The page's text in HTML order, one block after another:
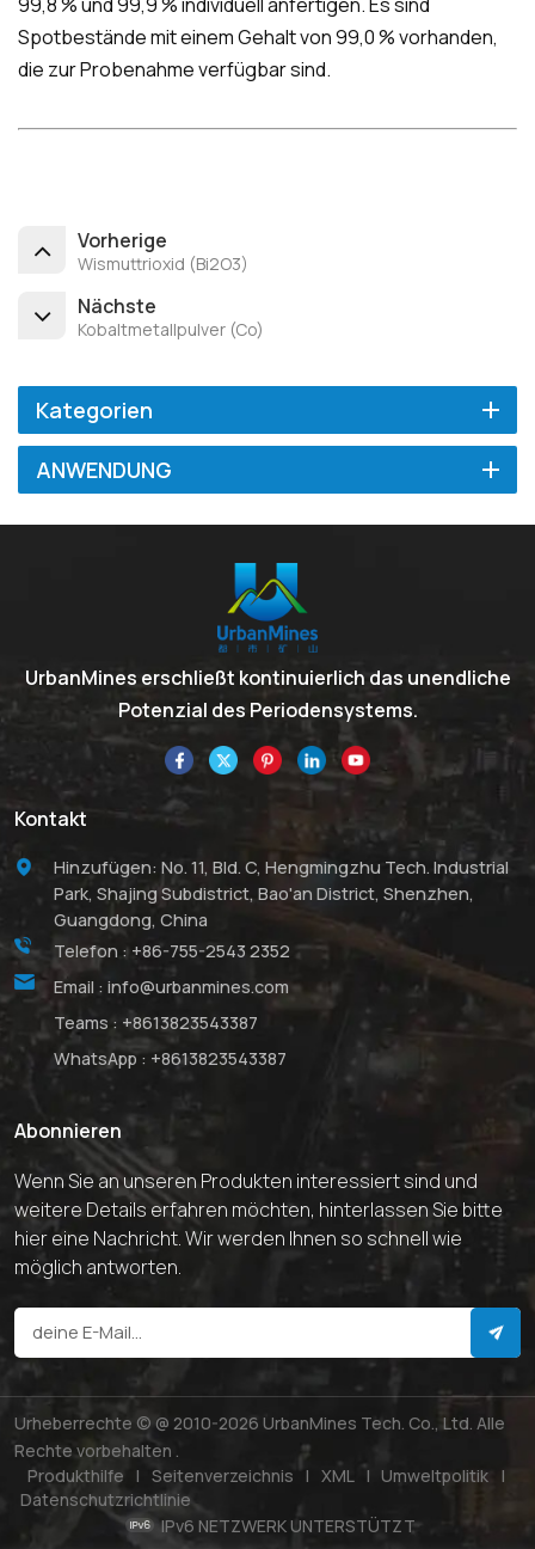
Spotbestände mit einem Gehalt von 99,0 % vorhanden,
die zur Probenahme verfügbar sind.
Vorherige
Wismuttrioxid (Bi2O3)
Nächste
Kobaltmetallpulver (Co)
Kategorien
ANWENDUNG
UrbanMines erschließt kontinuierlich das unendliche
Potenzial des Periodensystems.
Kontakt
Hinzufügen: No. 11, Bld. C, Hengmingzhu Tech. Industrial
Park, Shajing Subdistrict, Bao'an District, Shenzhen,
Guangdong, China
Telefon : +86-755-2543 2352
Email : info@urbanmines.com
Teams : +8613823543387
WhatsApp : +8613823543387
Abonnieren
Wenn Sie an unseren Produkten interessiert sind und
weitere Details erfahren möchten, hinterlassen Sie bitte
hier eine Nachricht. Wir werden Ihnen so schnell wie
möglich antworten.
Urheberrechte © @ 2010-2026 UrbanMines Tech. Co., Ltd. Alle
Rechte vorbehalten .
Produkthilfe | Seitenverzeichnis | XML | Umweltpolitik |
Datenschutzrichtlinie
IPv6 NETZWERK UNTERSTÜTZT